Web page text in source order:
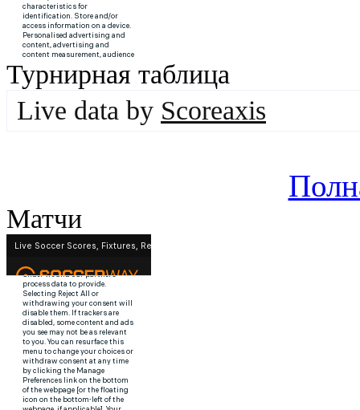
Турнирная таблица
Live data by Scoreaxis
Матчи